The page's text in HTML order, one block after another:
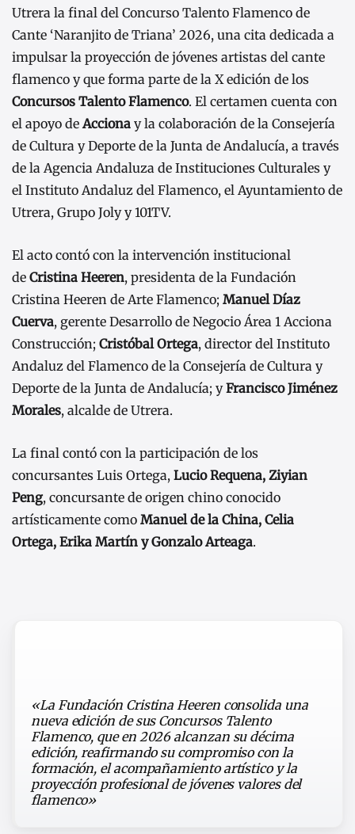
Utrera la final del Concurso Talento Flamenco de
Cante ‘Naranjito de Triana’ 2026, una cita dedicada a
impulsar la proyección de jóvenes artistas del cante
flamenco y que forma parte de la X edición de los
Concursos Talento Flamenco. El certamen cuenta con
el apoyo deAcciona y la colaboración de la Consejería
de Cultura y Deporte de la Junta de Andalucía, a través
de la Agencia Andaluza de Instituciones Culturales y
el Instituto Andaluz del Flamenco, el Ayuntamiento de
Utrera, Grupo Joly y 101TV.
El acto contó con la intervención institucional
de Cristina Heeren, presidenta de la Fundación
Cristina Heeren de Arte Flamenco; Manuel Díaz
Cuerva, gerente Desarrollo de Negocio Área 1 Acciona
Construcción; Cristóbal Ortega, director del Instituto
Andaluz del Flamenco de la Consejería de Cultura y
Deporte de la Junta de Andalucía; yFrancisco Jiménez
Morales, alcalde de Utrera.
La final contó con la participación de los
concursantes Luis Ortega, Lucio Requena, Ziyian
Peng, concursante de origen chino conocido
artísticamente como Manuel de la China, Celia
Ortega, Erika Martín y Gonzalo Arteaga.
«La Fundación Cristina Heeren consolida una
nueva edición de sus Concursos Talento
Flamenco, que en 2026 alcanzan su décima
edición, reafirmando su compromiso con la
formación, el acompañamiento artístico y la
proyección profesional de jóvenes valores del
flamenco»